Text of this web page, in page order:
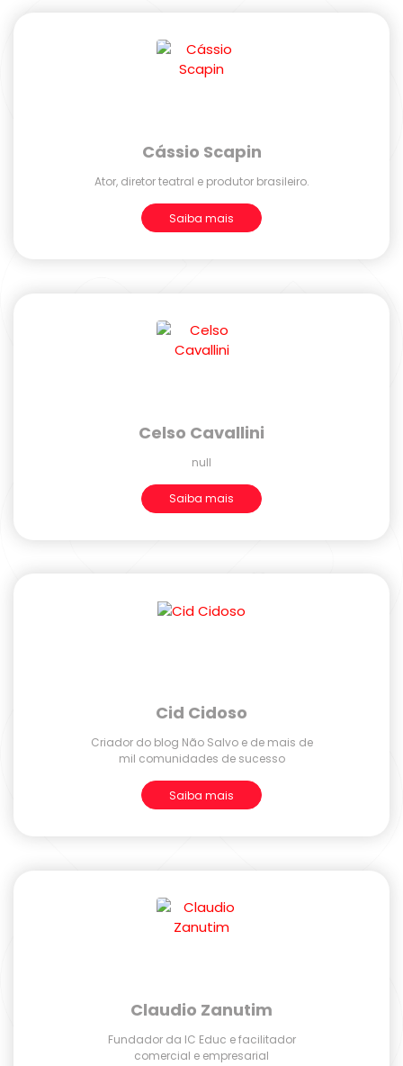
Cássio Scapin
Ator, diretor teatral e produtor brasileiro.
Saiba mais
Celso Cavallini
null
Saiba mais
Cid Cidoso
Criador do blog Não Salvo e de mais de
mil comunidades de sucesso
Saiba mais
Claudio Zanutim
Fundador da IC Educ e facilitador
comercial e empresarial